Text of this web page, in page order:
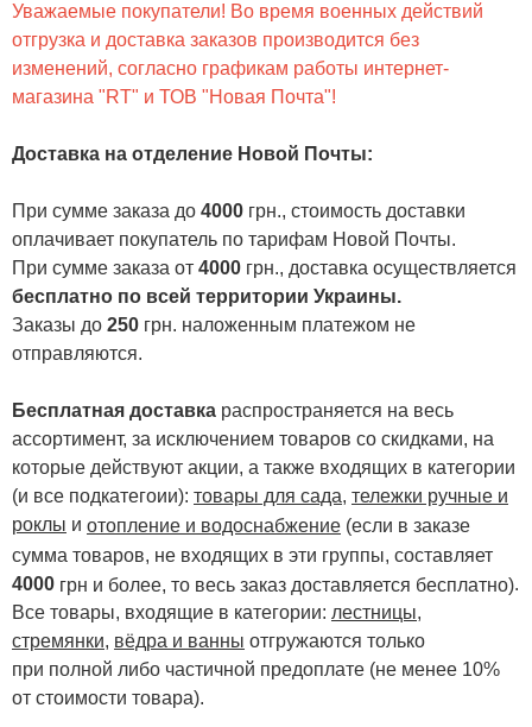
Уважаемые покупатели! Во время военных действий
отгрузка и доставка заказов производится без
изменений, согласно графикам работы интернет-
магазина "RT" и ТОВ "Новая Почта"!
Доставка на отделение Новой Почты:
При сумме заказа до 4000 грн., стоимость доставки
оплачивает покупатель по тарифам Новой Почты.
При сумме заказа от 4000 грн., доставка осуществляется
бесплатно по всей территории Украины.
Заказы до 250 грн. наложенным платежом не
отправляются.
Бесплатная доставка распространяется на весь
ассортимент, за исключением товаров со скидками, на
которые действуют акции, а также входящих в категории
(и все подкатегоии): товары для сада, тележки ручные и
роклы и отопление и водоснабжение (если в заказе
сумма товаров, не входящих в эти группы, составляет
4000 грн и более, то весь заказ доставляется бесплатно).
Все товары, входящие в категории: лестницы,
стремянки, вёдра и ванны отгружаются только
при полной либо частичной предоплате (не менее 10%
от стоимости товара).